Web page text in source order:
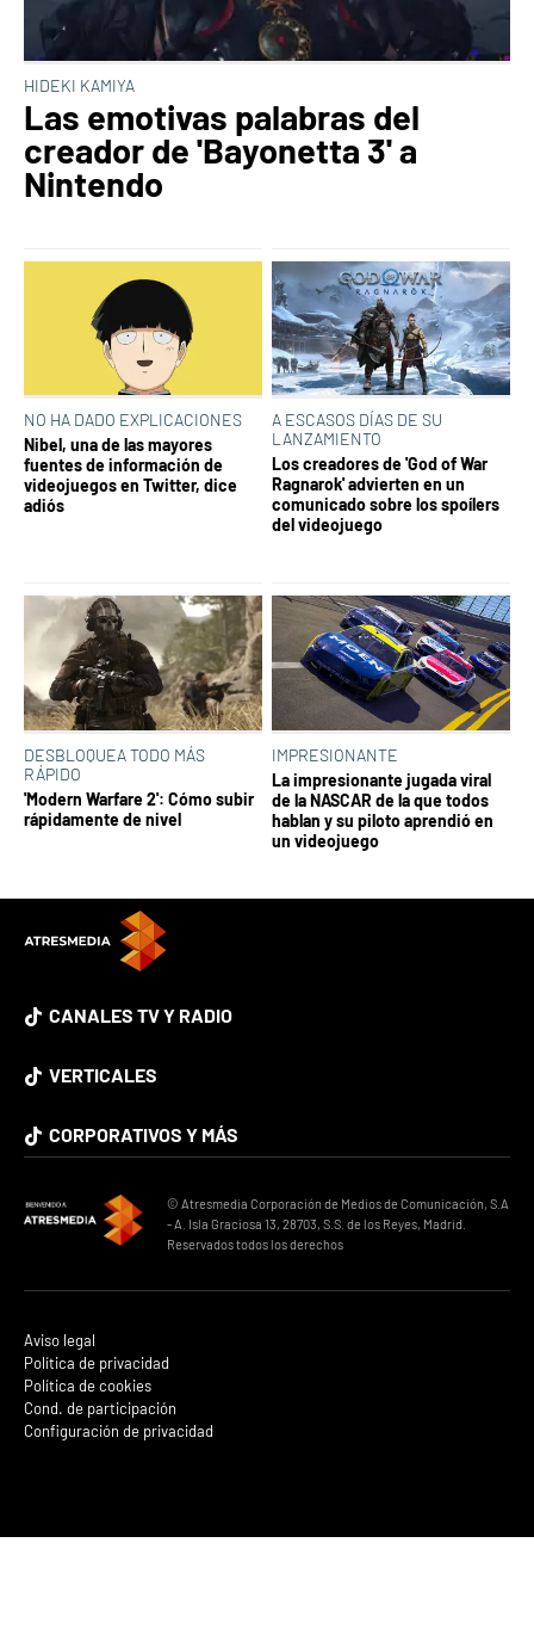
HIDEKI KAMIYA
Las emotivas palabras del
creador de 'Bayonetta 3' a
Nintendo
NO HA DADO EXPLICACIONES
Nibel, una de las mayores
fuentes de información de
videojuegos en Twitter, dice
adiós
A ESCASOS DÍAS DE SU
LANZAMIENTO
Los creadores de 'God of War
Ragnarok' advierten en un
comunicado sobre los spoílers
del videojuego
DESBLOQUEA TODO MÁS
RÁPIDO
'Modern Warfare 2': Cómo subir
rápidamente de nivel
IMPRESIONANTE
La impresionante jugada viral
de la NASCAR de la que todos
hablan y su piloto aprendió en
un videojuego
CANALES TV Y RADIO
VERTICALES
CORPORATIVOS Y MÁS
© Atresmedia Corporación de Medios de Comunicación, S.A
- A. Isla Graciosa 13, 28703, S.S. de los Reyes, Madrid.
Reservados todos los derechos
Aviso legal
Política de privacidad
Política de cookies
Cond. de participación
Configuración de privacidad